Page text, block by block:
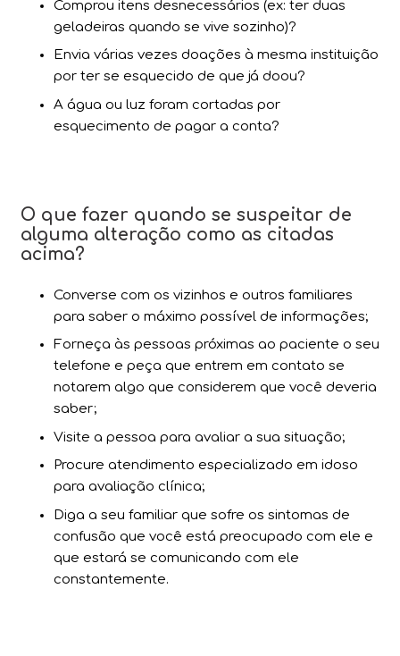
Comprou itens desnecessários (ex: ter duas
geladeiras quando se vive sozinho)?
Envia várias vezes doações à mesma instituição
por ter se esquecido de que já doou?
A água ou luz foram cortadas por
esquecimento de pagar a conta?
O que fazer quando se suspeitar de
alguma alteração como as citadas
acima?
Converse com os vizinhos e outros familiares
para saber o máximo possível de informações;
Forneça às pessoas próximas ao paciente o seu
telefone e peça que entrem em contato se
notarem algo que considerem que você deveria
saber;
Visite a pessoa para avaliar a sua situação;
Procure atendimento especializado em idoso
para avaliação clínica;
Diga a seu familiar que sofre os sintomas de
confusão que você está preocupado com ele e
que estará se comunicando com ele
constantemente.